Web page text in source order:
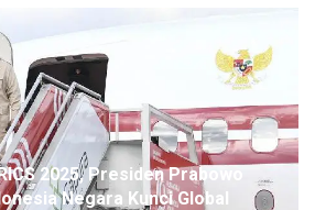
2025, Presiden Prabowo
Negara Kunci Global